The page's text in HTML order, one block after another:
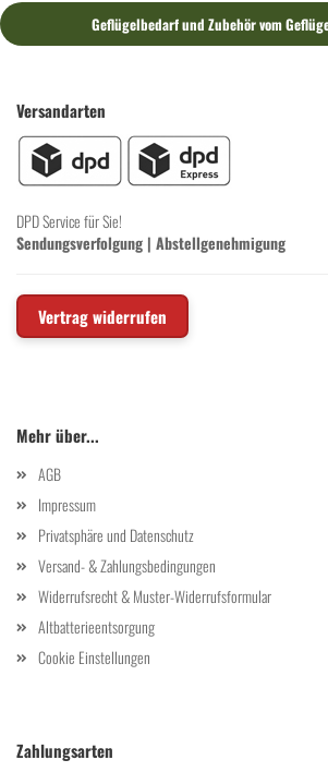
Geflügelbedarf und Zubehör vom
Versandarten
DPD Service für Sie!
Sendungsverfolgung | Abstellgenehmigung
Vertrag widerrufen
Mehr über...
AGB
Impressum
Privatsphäre und Datenschutz
Versand- & Zahlungsbedingungen
Widerrufsrecht & Muster-Widerrufsformular
Altbatterieentsorgung
Cookie Einstellungen
Zahlungsarten